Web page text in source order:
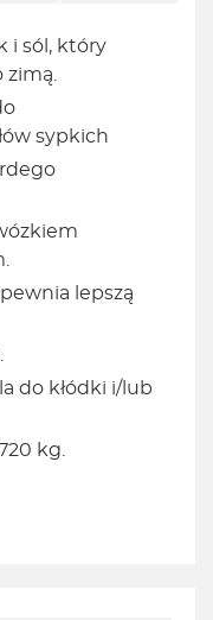
i sól, który
zimą.
sypkich
lepszą
do kłódki i/lub
kg.